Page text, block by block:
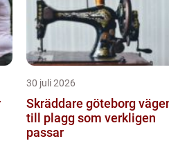
30 juli 2026
Skräddare göteborg vägen
till plagg som verkligen
passar